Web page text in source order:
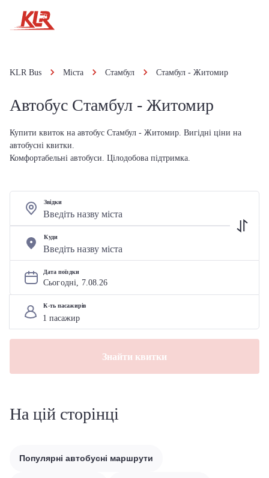
KLR Bus Міста Стамбул Стамбул - Житомир
Автобус Стамбул - Житомир
Купити квиток на автобус Стамбул - Житомир. Вигідні ціни на
автобусні квитки.
Комфортабельні автобуси. Цілодобова підтримка.
Звідки
Куди
Дата поїздки
Сьогодні, 7.08.26
К-ть пасажирів
Знайти квитки
На цій сторінці
Популярні автобусні маршрути